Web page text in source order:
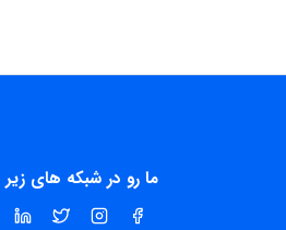
ما رو در شبکه های زیر